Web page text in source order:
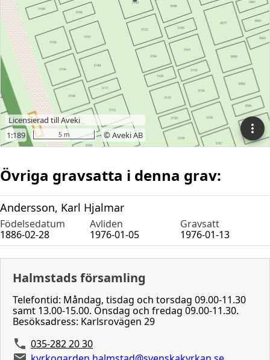
Övriga gravsatta i denna grav:
Andersson, Karl Hjalmar
Födelsedatum Avliden
Gravsatt
1886-02-28
1976-01-05 1976-01-13
Halmstads församling
Telefontid: Måndag, tisdag och torsdag 09.00-11.30
samt 13.00-15.00. Onsdag och fredag 09.00-11.30.
Besöksadress: Karlsrovägen 29
035-282 20 30